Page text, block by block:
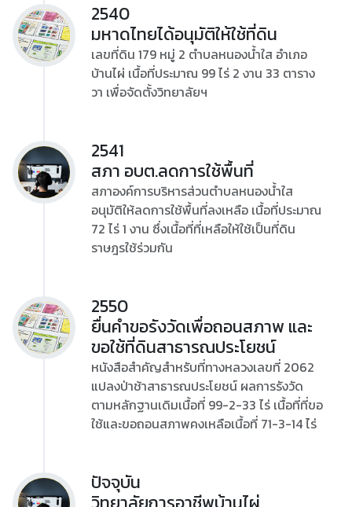
2540
มหาดไทยได้อนุมัติให้ใช้ที่ดิน
เลขที่ดิน 179 หมู่ 2 ตำบลหนองน้ำใส อำเภอ
บ้านไผ่ เนื้อที่ประมาณ 99 ไร่ 2 งาน 33 ตาราง
วา เพื่อจัดตั้งวิทยาลัยฯ
2541
สภา อบต.ลดการใช้พื้นที่
สภาองค์การบริหารส่วนตำบลหนองน้ำใส
อนุมัติให้ลดการใช้พื้นที่ลงเหลือ เนื้อที่ประมาณ
72 ไร่ 1 งาน ซึ่งเนื้อที่ที่เหลือให้ใช้เป็นที่ดิน
ราษฎรใช้ร่วมกัน
2550
ยื่นคำขอรังวัดเพื่อถอนสภาพ และ
ขอใช้ที่ดินสาธารณประโยชน์
หนังสือสำคัญสำหรับที่ทางหลวงเลขที่ 2062
แปลงป่าช้าสาธารณประโยชน์ ผลการรังวัด
ตามหลักฐานเดิมเนื้อที่ 99-2-33 ไร่ เนื้อที่ที่ขอ
ใช้และขอถอนสภาพคงเหลือเนื้อที่ 71-3-14 ไร่
ปัจจุบัน